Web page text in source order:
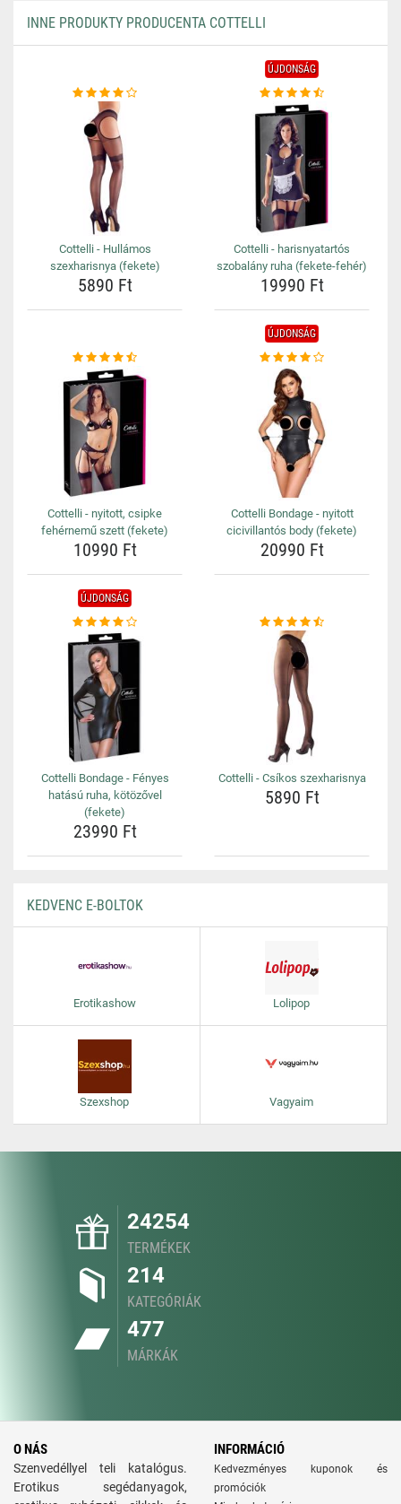
INNE PRODUKTY PRODUCENTA COTTELLI
Cottelli - Hullámos
szexharisnya (fekete)
5890 Ft
ÚJDONSÁG
Cottelli - harisnyatartós
szobalány ruha (fekete-fehér)
19990 Ft
Cottelli - nyitott, csipke
fehérnemű szett (fekete)
10990 Ft
ÚJDONSÁG
Cottelli Bondage - nyitott
cicivillantós body (fekete)
20990 Ft
ÚJDONSÁG
Cottelli Bondage - Fényes
hatású ruha, kötözővel
(fekete)
23990 Ft
Cottelli - Csíkos szexharisnya
5890 Ft
KEDVENC E-BOLTOK
Erotikashow Lolipop
Szexshop Vagyaim
24254
TERMÉKEK
214
KATEGÓRIÁK
477
MÁRKÁK
O NÁS
Szenvedéllyel teli katalógus.
Erotikus segédanyagok,
INFORMÁCIÓ
Kedvezményes kuponok és
promóciók